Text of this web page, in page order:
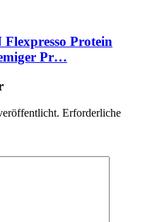
Protein
Pr…
Erforderliche